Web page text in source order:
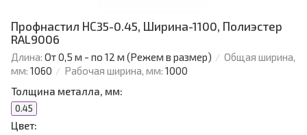
Профнастил НС35-0.45, Ширина-1100, Полиэстер
RAL9006
Длина: От 0,5 м - по 12 м (Режем в размер)
Общая ширина,
мм: 1060 Рабочая ширина, мм: 1000
Толщина металла, мм:
0.45
Цвет: